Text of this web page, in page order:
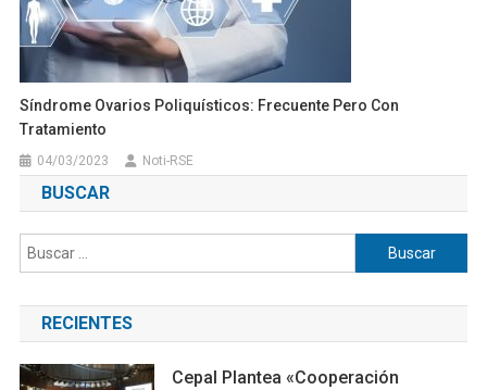
Síndrome Ovarios Poliquísticos: Frecuente Pero Con
Tratamiento
04/03/2023 Noti-RSE
BUSCAR
Buscar:
RECIENTES
Cepal Plantea «cooperación